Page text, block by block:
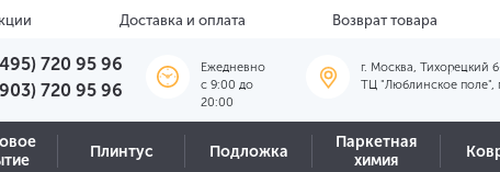
Доставка и оплата Возврат товара
720 95 96
720 95 96
Ежедневно
c 9:00 до
20:00
г. Москва, Тихорецкий
ТЦ "Люблинское поле",
Плинтус Подложка
Паркетная
химия